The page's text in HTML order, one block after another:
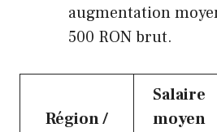
augmentation
500 RON brut.
Région /
Salaire
moyen